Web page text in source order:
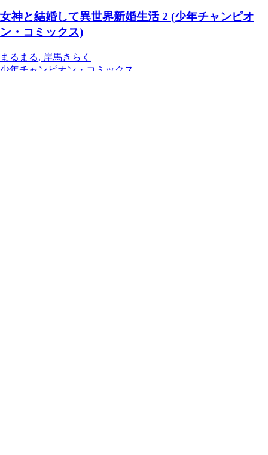
女神と結婚して異世界新婚生活 2 (少年チャンピオ
ン・コミックス)
まるまる, 岸馬きらく
少年チャンピオン・コミックス